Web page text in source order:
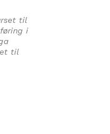
til
i
til